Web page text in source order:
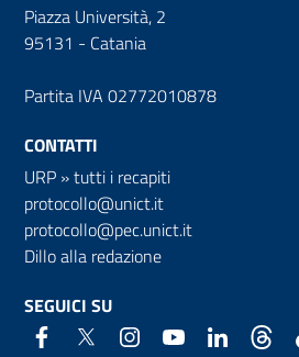
Piazza Università, 2
95131 - Catania
Partita IVA 02772010878
CONTATTI
URP »tutti i recapiti
protocollo@unict.it
protocollo@pec.unict.it
Dillo alla redazione
SEGUICI SU